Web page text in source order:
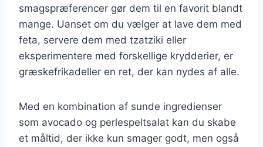
smagspræferencer gør dem til en favorit blandt
mange. Uanset om du vælger at lave dem med
feta, servere dem med tzatziki eller
eksperimentere med forskellige krydderier, er
græskefrikadeller en ret, der kan nydes af alle.
Med en kombination af sunde ingredienser
som avocado og perlespeltsalat kan du skabe
et måltid, der ikke kun smager godt, men også